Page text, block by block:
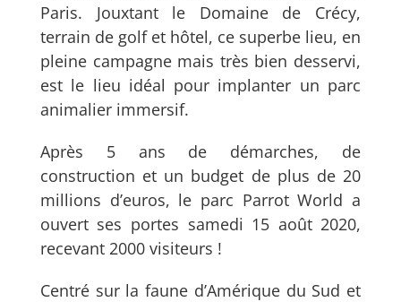
Paris. Jouxtant le Domaine de Crécy,
terrain de golf et hôtel, ce superbe lieu, en
pleine campagne mais très bien desservi,
est le lieu idéal pour implanter un parc
animalier immersif.
Après 5 ans de démarches, de
construction et un budget de plus de 20
millions d’euros, le parc Parrot World a
ouvert ses portes samedi 15 août 2020,
recevant 2000 visiteurs !
Centré sur la faune d’Amérique du Sud et